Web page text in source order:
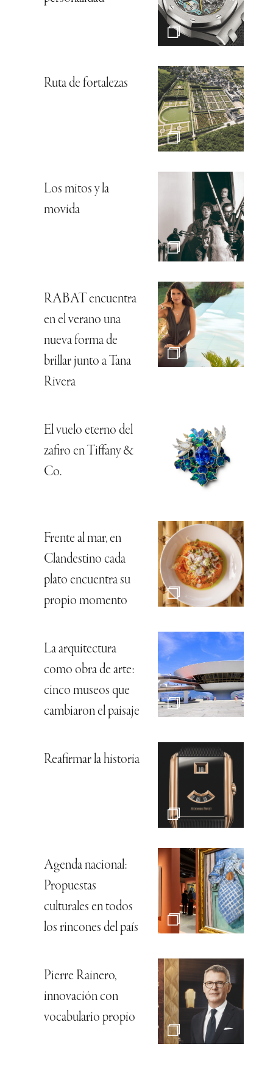
Ruta de fortalezas
Los mitos y la
movida
RABAT encuentra
en el verano una
nueva forma de
brillar junto a Tana
Rivera
El vuelo eterno del
zafiro en Tiffany &
Co.
Frente al mar, en
Clandestino cada
plato encuentra su
propio momento
La arquitectura
como obra de arte:
cinco museos que
cambiaron el paisaje
Reafirmar la historia
Agenda nacional:
Propuestas
culturales en todos
los rincones del país
Pierre Rainero,
innovación con
vocabulario propio